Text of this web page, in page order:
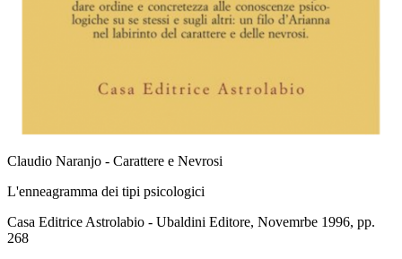
Claudio Naranjo - Carattere e Nevrosi
L'enneagramma dei tipi psicologici
Casa Editrice Astrolabio - Ubaldini Editore, Novemrbe 1996, pp.
268